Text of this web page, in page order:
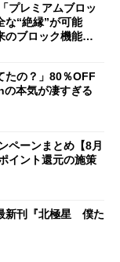
プレミアムブロッ
な“絶縁”が可能
ブロック機能と
たの？」80％OFF
本気が凄すぎる
ペーンまとめ【8月
イント還元の施策
新刊『北極星 僕た